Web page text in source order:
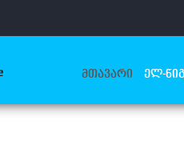
ᲛᲗᲐᲕᲐᲠᲘ ᲔᲚ-